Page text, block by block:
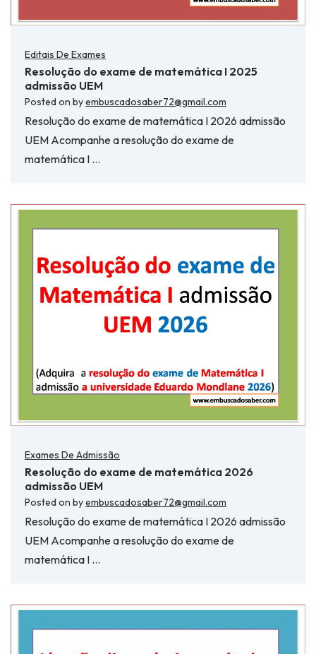
Editais De Exames
Resolução do exame de matemática I 2025
admissão UEM
Posted on byembuscadosaber72@gmail.com
Resolução do exame de matemática I 2026 admissão
UEM Acompanhe a resolução do exame de
matemática I …
Exames De Admissão
Resolução do exame de matemática 2026
admissão UEM
Posted on byembuscadosaber72@gmail.com
Resolução do exame de matemática I 2026 admissão
UEM Acompanhe a resolução do exame de
matemática I …